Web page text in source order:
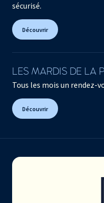
sécurisé.
Découvrir
LES MARDIS DE LA
Tous les mois un rendez-
Découvrir